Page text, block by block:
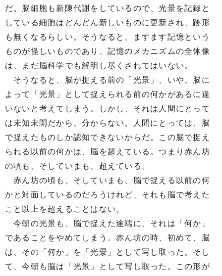
だ。脳細胞も新陳代謝をしているので、光景を記録と
している細胞はどんどん新しいものに更新され、跡形
も無くなるらしい。そうなると、ますます記憶という
ものが怪しいものであり、記憶のメカニズムの全体像
は、まだ脳科学でも解明し尽くされてはいない。
そうなると、脳が捉える前の「光景」、いや、脳に
よって「光景」として捉えられる前の何かがあるに違
いないと考えてしまう。しかし、それは人間にとって
は未知未開だから、分からない。人間にとっては、脳
で捉えたものしか認知できないからだ。この脳で捉え
られる以前の何かは、脳を超えている。つまり赤ん坊
の頃も、そしていまも、超えている。
赤ん坊の頃も、そしていまも、脳で捉える以前の何
かと対面しているのだろうけれど、それも脳で考えた
こと以上を超えることはない。
今朝の光景も、脳で捉えた途端に、それは「何か」
であることをやめてしまう。赤ん坊の時、初めて、脳
は、その「何か」を「光景」として写し取った。そし
て、今朝も脳は「光景」として写し取った。この形が